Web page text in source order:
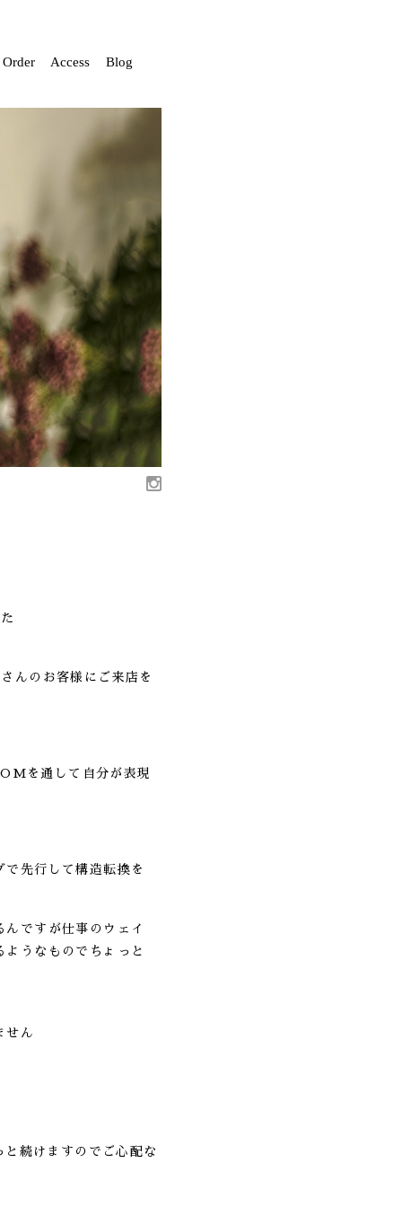
Order Access Blog
んのお客様にご来店を
を通して自分が表現
先行して構造転換を
ですが仕事のウェイ
うなものでちょっと
せん
続けますのでご心配な